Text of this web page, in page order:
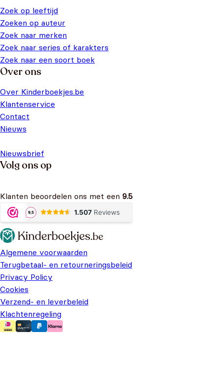
Zoek op leeftijd
Zoeken op auteur
Zoek naar merken
Zoek naar series of karakters
Zoek naar een soort boek
Over ons
Over Kinderboekjes.be
Klantenservice
Contact
Nieuws
Nieuwsbrief
Volg ons op
Klanten beoordelen ons met een 9.5
Algemene voorwaarden
Terugbetaal- en retourneringsbeleid
Privacy Policy
Cookies
Verzend- en leverbeleid
Klachtenregeling